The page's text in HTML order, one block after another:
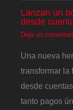
Lanzan un
desde
Deja un
Una nueva
transformar la
desde
tanto pagos